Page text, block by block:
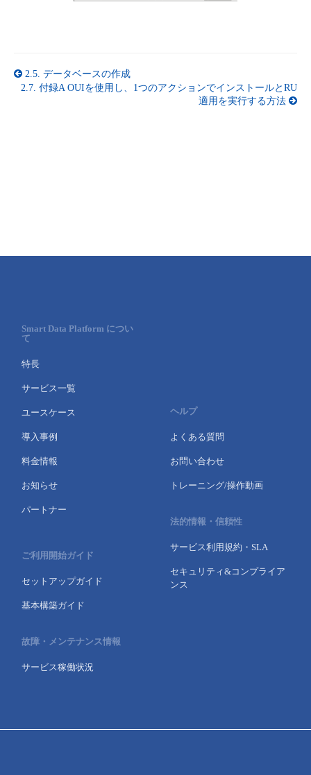
2.5. データベースの作成
2.7. 付録A OUIを使用し、1つのアクションでインストールとRU
適用を実行する方法
Smart Data Platform につい
て
特長
サービス一覧
ユースケース
導入事例
料金情報
お知らせ
パートナー
ご利用開始ガイド
セットアップガイド
基本構築ガイド
故障・メンテナンス情報
サービス稼働状況
ヘルプ
よくある質問
お問い合わせ
トレーニング/操作動画
法的情報・信頼性
サービス利用規約・SLA
セキュリティ&コンプライア
ンス